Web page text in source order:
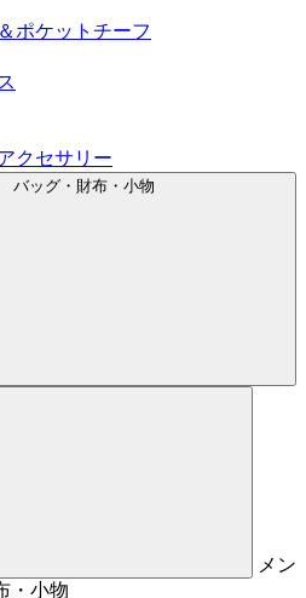
ポケットチーフ
クセサリー
バッグ・財布・小物
メン
・小物